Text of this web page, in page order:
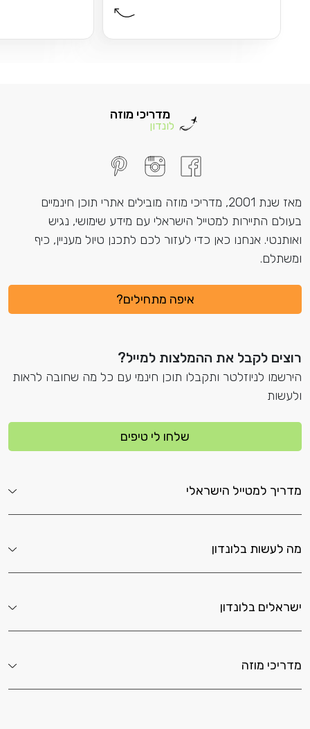
מדריכי מוזה
לונדון
מאז שנת 2001, מדריכי מוזה מובילים אתרי תוכן חינמיים
בעולם התיירות למטייל הישראלי עם מידע שימושי, נגיש
ואותנטי. אנחנו כאן כדי לעזור לכם לתכנן טיול מעניין, כיף
ומשתלם.
איפה מתחילים?
רוצים לקבל את ההמלצות למייל?
הירשמו לניוזלטר ותקבלו תוכן חינמי עם כל מה שחובה לראות
ולעשות
שלחו לי טיפים
מדריך למטייל הישראלי
מה לעשות בלונדון
ישראלים בלונדון
מדריכי מוזה